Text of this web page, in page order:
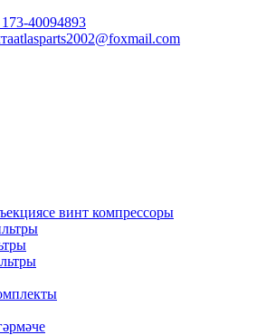
40094893
atlasparts2002@foxmail.com
винт компрессоры